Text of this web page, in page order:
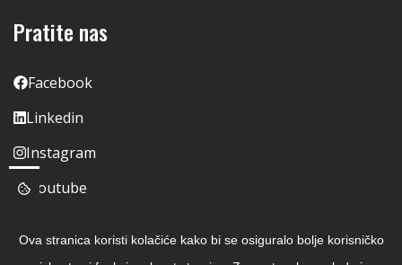
Pratite nas
Facebook
Linkedin
Instagram
Youtube
Ova stranica koristi kolačiće kako bi se osiguralo bolje korisničko